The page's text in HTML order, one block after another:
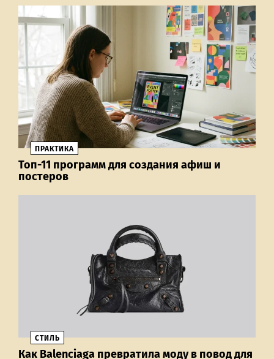
ПРАКТИКА
Топ-11 программ для создания афиш и
постеров
СТИЛЬ
Как Balenciaga превратила моду в повод для